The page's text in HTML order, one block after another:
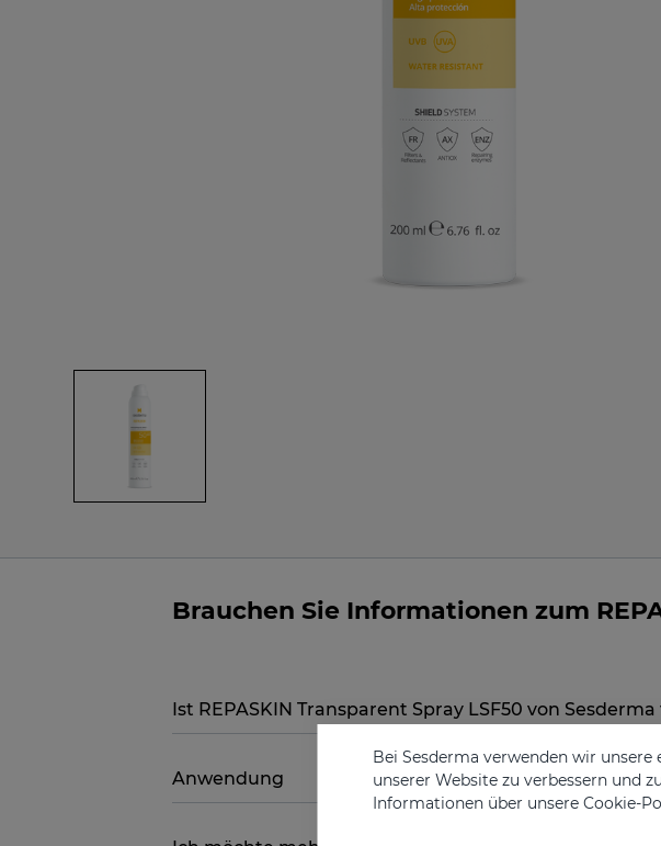
Brauchen Sie Informationen zum
Ist REPASKIN Transparent Spray LSF50 von
Anwendung
Bei Sesderma verwenden wir
unserer Website zu verbessern und
Informationen über unsere Cookie-